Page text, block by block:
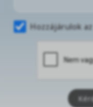
Hozzájárulok